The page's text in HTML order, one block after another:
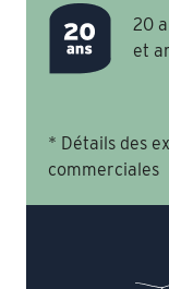
20
et
* Détails des
commerciales